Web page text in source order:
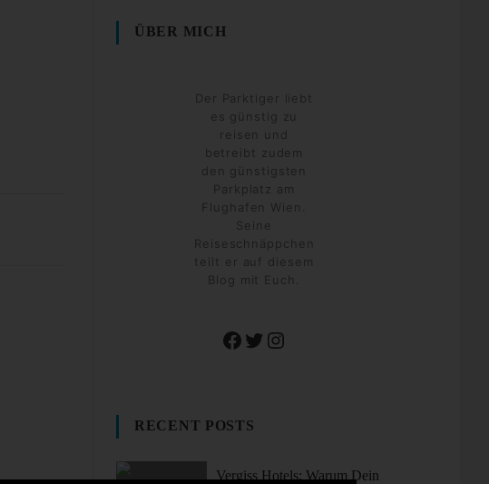
ÜBER MICH
Der Parktiger liebt
es günstig zu
reisen und
betreibt zudem
den günstigsten
Parkplatz am
Flughafen Wien.
Seine
Reiseschnäppchen
teilt er auf diesem
Blog mit Euch.
Facebook
TwitterInstagram
RECENT POSTS
Vergiss Hotels: Warum Dein